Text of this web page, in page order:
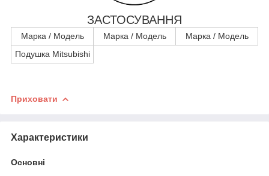
ЗАСТОСУВАННЯ
Марка / Модель Марка / Модель
Марка / Модель
Подушка Mitsubishi
Приховати
Характеристики
Основні